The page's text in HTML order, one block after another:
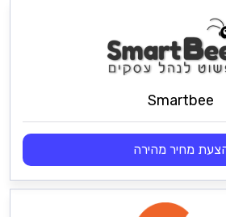
Smartbee
מחיר מהירה